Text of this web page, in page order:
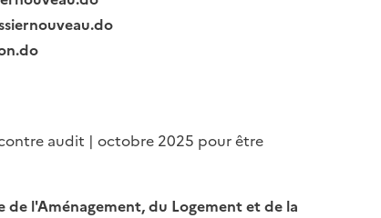
contre audit | octobre 2025 pour être
l'Aménagement, du Logement et de la